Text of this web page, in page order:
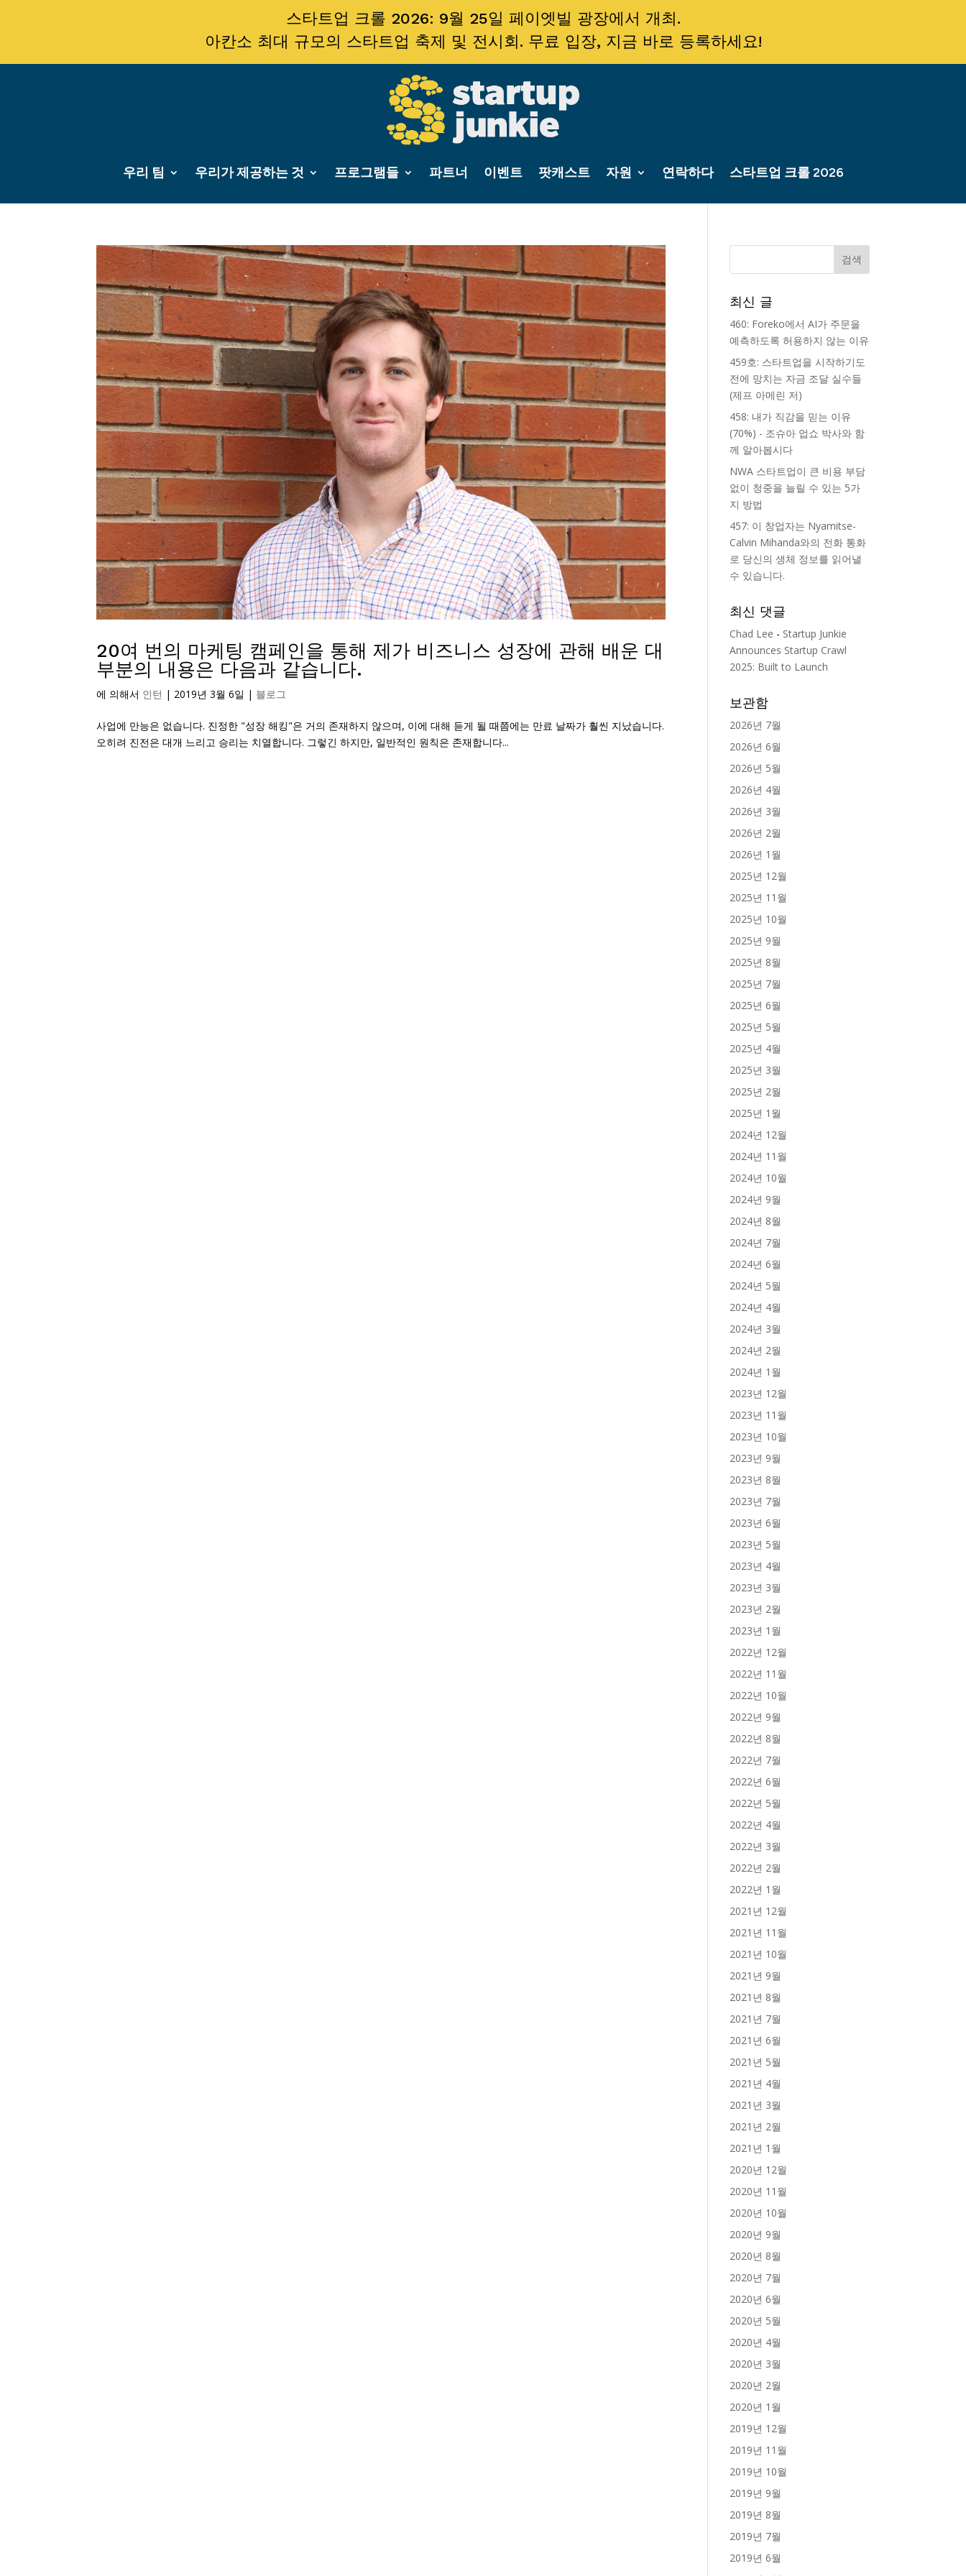
스타트업 크롤 2026: 9월 25일 페이엣빌 광장에서 개최.
아칸소 최대 규모의 스타트업 축제 및 전시회. 무료 입장, 지금 바로 등록하세요!
우리 팀 우리가 제공하는 것 프로그램들 파트너 이벤트 팟캐스트 자원 연락하다 스타트업 크롤 2026
20여 번의 마케팅 캠페인을 통해 제가 비즈니스 성장에 관해 배운 대
부분의 내용은 다음과 같습니다.
에 의해서 인턴 | 2019년 3월 6일 | 블로그
사업에 만능은 없습니다. 진정한 "성장 해킹"은 거의 존재하지 않으며, 이에 대해 듣게 될 때쯤에는 만료 날짜가 훨씬 지났습니다.
오히려 진전은 대개 느리고 승리는 치열합니다. 그렇긴 하지만, 일반적인 원칙은 존재합니다...
최신 글
460: Foreko에서 AI가 주문을
예측하도록 허용하지 않는 이유
459호: 스타트업을 시작하기도
전에 망치는 자금 조달 실수들
(제프 아메린 저)
458: 내가 직감을 믿는 이유
(70%) - 조슈아 업쇼 박사와 함
께 알아봅시다
NWA 스타트업이 큰 비용 부담
없이 청중을 늘릴 수 있는 5가
지 방법
457: 이 창업자는 Nyamitse-
Calvin Mihanda와의 전화 통화
로 당신의 생체 정보를 읽어낼
수 있습니다.
최신 댓글
Chad Lee - Startup Junkie
Announces Startup Crawl
2025: Built to Launch
보관함
2026년 7월
2026년 6월
2026년 5월
2026년 4월
2026년 3월
2026년 2월
2026년 1월
2025년 12월
2025년 11월
2025년 10월
2025년 9월
2025년 8월
2025년 7월
2025년 6월
2025년 5월
2025년 4월
2025년 3월
2025년 2월
2025년 1월
2024년 12월
2024년 11월
2024년 10월
2024년 9월
2024년 8월
2024년 7월
2024년 6월
2024년 5월
2024년 4월
2024년 3월
2024년 2월
2024년 1월
2023년 12월
2023년 11월
2023년 10월
2023년 9월
2023년 8월
2023년 7월
2023년 6월
2023년 5월
2023년 4월
2023년 3월
2023년 2월
2023년 1월
2022년 12월
2022년 11월
2022년 10월
2022년 9월
2022년 8월
2022년 7월
2022년 6월
2022년 5월
2022년 4월
2022년 3월
2022년 2월
2022년 1월
2021년 12월
2021년 11월
2021년 10월
2021년 9월
2021년 8월
2021년 7월
2021년 6월
2021년 5월
2021년 4월
2021년 3월
2021년 2월
2021년 1월
2020년 12월
2020년 11월
2020년 10월
2020년 9월
2020년 8월
2020년 7월
2020년 6월
2020년 5월
2020년 4월
2020년 3월
2020년 2월
2020년 1월
2019년 12월
2019년 11월
2019년 10월
2019년 9월
2019년 8월
2019년 7월
2019년 6월